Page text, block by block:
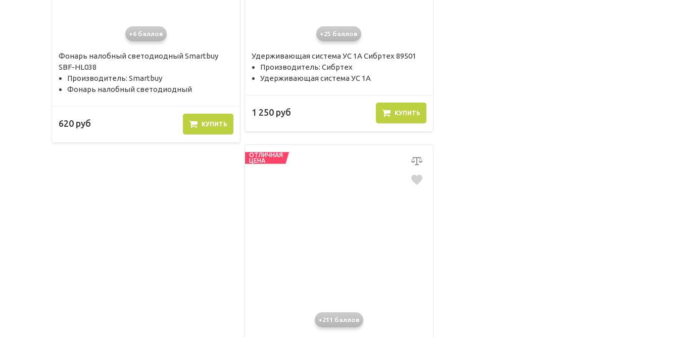
+6 баллов
Фонарь налобный светодиодный Smartbuy
SBF-HL038
Производитель: Smartbuy
Фонарь налобный светодиодный
620 руб КУПИТЬ
+25 баллов
Удерживающая система УС 1А Сибртех 89501
Производитель: Сибртех
Удерживающая система УС 1А
1 250 руб КУПИТЬ
ОТЛИЧНАЯ
ЦЕНА
+211 баллов